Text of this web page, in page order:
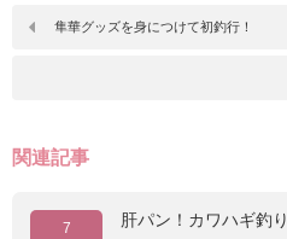
隼華グッズを身につけて初釣行！
関連記事
7 肝パン！カワハギ釣り